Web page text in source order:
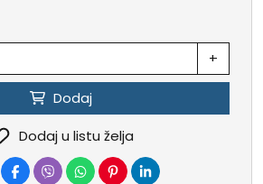
+
Dodaj
Dodaj u listu želja